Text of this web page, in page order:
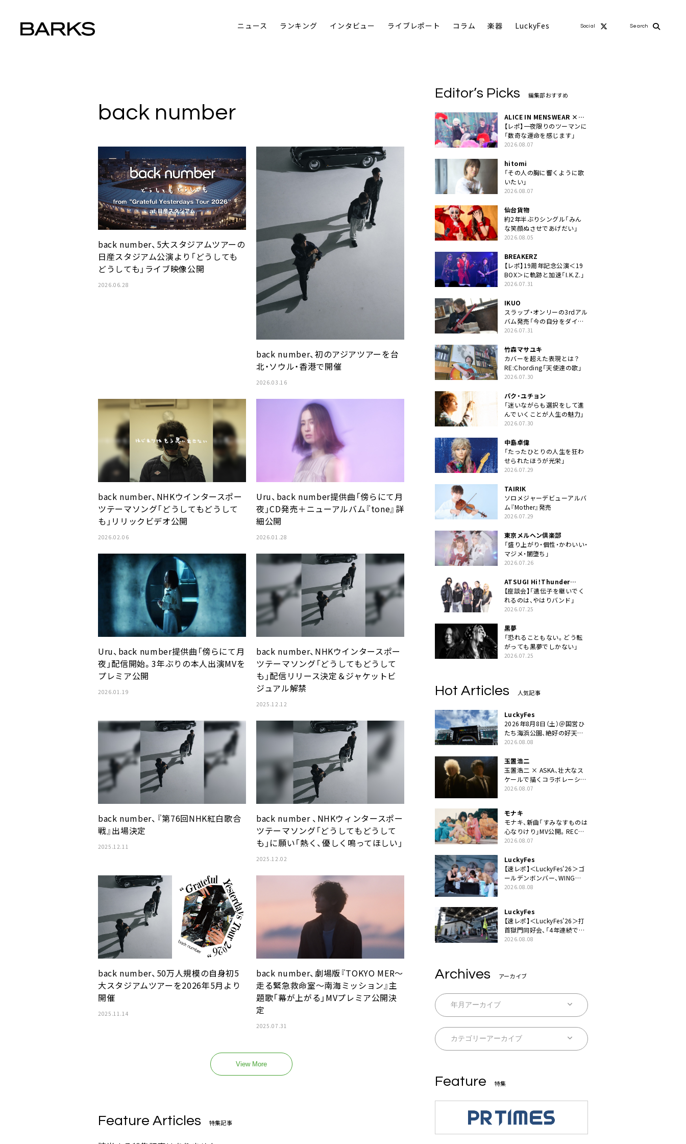
ニュース ランキング インタビュー ライブレポート コラム 楽器 LuckyFes Social Search
back number
back number、5大スタジアムツアーの
日産スタジアム公演より「どうしても
どうしても」ライブ映像公開
2026.06.28
back number、初のアジアツアーを台
北・ソウル・香港で開催
2026.03.16
back number、NHKウインタースポー
ツテーマソング「どうしてもどうして
も」リリックビデオ公開
2026.02.06
Uru、back number提供曲「傍らにて月
夜」CD発売＋ニューアルバム『tone』詳
細公開
2026.01.28
Uru、back number提供曲「傍らにて月
夜」配信開始。3年ぶりの本人出演MVを
プレミア公開
2026.01.19
back number、NHKウインタースポー
ツテーマソング「どうしてもどうして
も」配信リリース決定＆ジャケットビ
ジュアル解禁
2025.12.12
back number、『第76回NHK紅白歌合
戦』出場決定
2025.12.11
back number 、NHKウィンタースポー
ツテーマソング「どうしてもどうして
も」に願い「熱く、優しく鳴ってほしい」
2025.12.02
back number、50万人規模の自身初5
大スタジアムツアーを2026年5月より
開催
2025.11.14
back number、劇場版『TOKYO MER～
走る緊急救命室～南海ミッション』主
題歌「幕が上がる」MVプレミア公開決
定
2025.07.31
View More
Feature Articles 特集記事
Editor’s Picks 編集部おすすめ
ALICE IN MENSWEAR ×
MASCHERA
【レポ】一夜限りのツーマンに
「数奇な運命を感じます」
2026.08.07
hitomi
「その人の胸に響くように歌
いたい」
2026.08.07
仙台貨物
約2年半ぶりシングル「みん
な笑顔ぬさせであげだい」
2026.08.05
BREAKERZ
【レポ】19周年記念公演＜19
BOX＞に軌跡と加速「I.K.Z.」
2026.07.31
IKUO
スラップ・オンリーの3rdアル
バム発売「今の自分をダイレ
クトに」
2026.07.31
竹森マサユキ
カバーを超えた表現とは？
RE:Chording「天使達の歌」
2026.07.30
パク・ユチョン
「迷いながらも選択をして進
んでいくことが人生の魅力」
2026.07.30
中島卓偉
「たったひとりの人生を狂わ
せられたほうが光栄」
2026.07.29
TAIRIK
ソロメジャーデビューアルバ
ム『Mother』発売
2026.07.29
東京メルヘン倶楽部
「盛り上がり・個性・かわいい・
マジメ・闇堕ち」
2026.07.26
ATSUGI Hi！Thunder
Rock Festival
【座談会】「遺伝子を継いでく
れるのは、やはりバンド」
2026.07.25
黒夢
「恐れることもない。どう転
がっても黒夢でしかない」
2026.07.25
Hot Articles 人気記事
LuckyFes
2026年8月8日（土）＠国営ひ
たち海浜公園、絶好の好天の
中＜LuckyFes’26＞開幕
2026.08.08
玉置浩二
玉置浩二 × ASKA、壮大なス
ケールで描くコラボレーショ
ン曲「音銀河」リリース決定。
2026.08.07
モナキ
モナキ、新曲「すみなすものは
心なりけり」MV公開。RECの
ギターにEvery Little Thing・
2026.08.07
LuckyFes
【速レポ】＜LuckyFes’26＞ゴ
ールデンボンバー、WING
STAGEトップバッターでかき
2026.08.08
LuckyFes
【速レポ】＜LuckyFes’26＞打
首獄門同好会、「4年連続で出
演させてもらってます。今日
2026.08.08
Archives アーカイブ
Feature 特集